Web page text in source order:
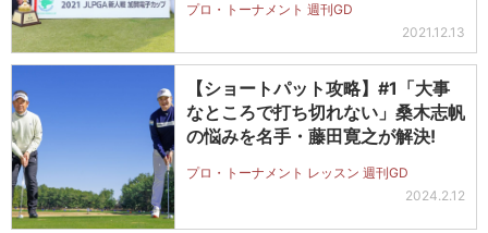
プロ・トーナメント 週刊GD
2021.12.13
【ショートパット攻略】#1「大事
なところで打ち切れない」桑木志帆
の悩みを名手・藤田寛之が解決!
プロ・トーナメント レッスン 週刊GD
2024.2.12